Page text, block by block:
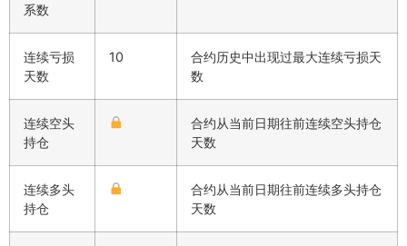
系数
连续亏损
天数
10
合约历史中出现过最大连续亏损天
数
连续空头
持仓
合约从当前日期往前连续空头持仓
天数
连续多头
持仓
合约从当前日期往前连续多头持仓
天数